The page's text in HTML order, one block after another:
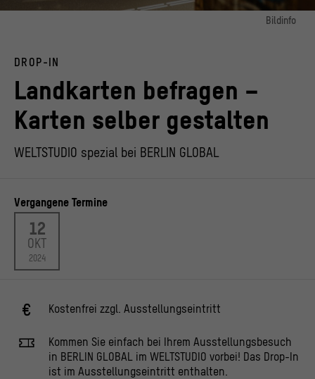
Bildinfo
© Kulturprojekte Berlin und Stadtmuseum Berlin | Foto: Oana Popa-Costea
DROP-IN
Landkarten befragen –
Karten selber gestalten
WELTSTUDIO spezial bei BERLIN GLOBAL
Vergangene Termine
12
OKT
2024
Kostenfrei zzgl. Ausstellungseintritt
Kommen Sie einfach bei Ihrem Ausstellungsbesuch
in BERLIN GLOBAL im WELTSTUDIO vorbei! Das Drop-In
ist im Ausstellungseintritt enthalten.